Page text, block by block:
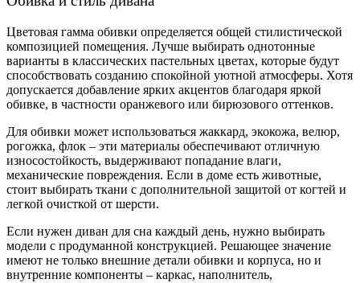
Цветовая гамма обивки определяется общей стилистической
композицией помещения. Лучше выбирать однотонные
варианты в классических пастельных цветах, которые будут
способствовать созданию спокойной уютной атмосферы. Хотя
допускается добавление ярких акцентов благодаря яркой
обивке, в частности оранжевого или бирюзового оттенков.
Для обивки может использоваться жаккард, экокожа, велюр,
рогожка, флок – эти материалы обеспечивают отличную
износостойкость, выдерживают попадание влаги,
механические повреждения. Если в доме есть животные,
стоит выбирать ткани с дополнительной защитой от когтей и
легкой очисткой от шерсти.
Если нужен диван для сна каждый день, нужно выбирать
модели с продуманной конструкцией. Решающее значение
имеют не только внешние детали обивки и корпуса, но и
внутренние компоненты – каркас, наполнитель,